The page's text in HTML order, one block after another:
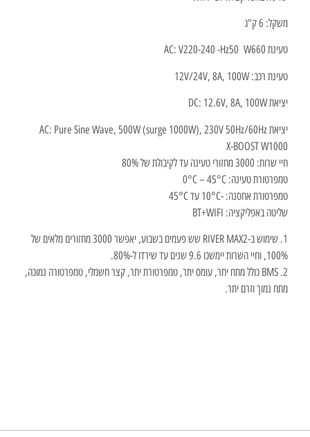
משקל: 6 ק"ג
טעינת AC: V220-240 -Hz50 W660
טעינת רכב:12V/24V, 8A, 100W
יציאת DC:12.6V, 8A, 100W
יציאת AC: Pure Sine Wave, 500W (surge 1000W), 230V 50Hz/60Hz
X-BOOST W1000
חיי שרות: 3000 מחזורי טעינה עד לקיבולת של 80%
טמפרטורת טעינה: 0°C – 45°C
טמפרטורת אחסנה: -10°C עד 45°C
שליטה באפליקציה: BT+WIFI
1. שימוש ב-RIVER MAX2 שש פעמים בשבוע, יאפשר 3000 מחזורים מלאים של
100%, וחיי השרות יימשכו 9.6 שנים עד שירדו ל-80%.
2. BMS כולל מתח יתר, עומס יתר, טמפרטורת יתר, קצר חשמלי, טמפרטורה נמוכה,
מתח נמוך וזרם יתר.